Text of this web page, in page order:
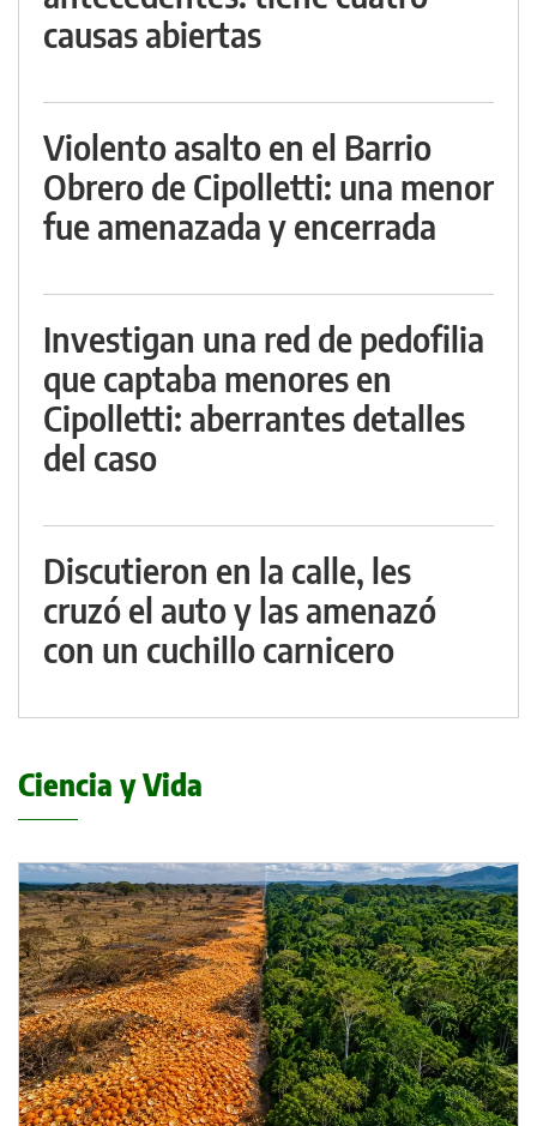
causas abiertas
Violento asalto en el Barrio
Obrero de Cipolletti: una menor
fue amenazada y encerrada
Investigan una red de pedofilia
que captaba menores en
Cipolletti: aberrantes detalles
del caso
Discutieron en la calle, les
cruzó el auto y las amenazó
con un cuchillo carnicero
Ciencia y Vida